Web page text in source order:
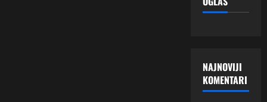
NAJNOVIJI
KOMENTARI